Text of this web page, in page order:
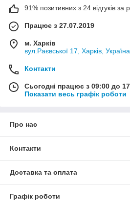
91% позитивних з 24 відгуків за
Працює з 27.07.2019
м. Харків
вул.Раєвської 17, Харків, Україна
Контакти
Сьогодні працює з 09:00 до
Показати весь графік роботи
Про нас
Контакти
Доставка та оплата
Графік роботи